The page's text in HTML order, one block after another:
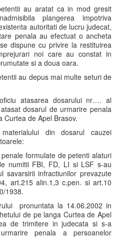
au aratat ca in mod gresit
plangerea impotriva
autoritati de lucru judecat,
penala au efectuat o ancheta
dispune cu privire la restituirea
noi care au constat in
si a doua oara.
au depus mai multe seturi de
atasarea dosarului nr…. al
dosarul de urmarire penala
de Apel Brasov.
din dosarul cauzei
formulate de petenti alaturi
numitii FBI, FD, LI si LSF s-au
savarsirii infractiunilor prevazute
art.215 alin.1,3 c.pen. si art.10
1938.
pronuntata la 14.06.2002 in
de pe langa Curtea de Apel
de trimitere in judecata si s-a
penala a persoanelor